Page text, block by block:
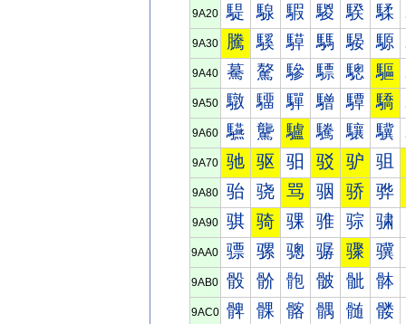
9A20 騠 騡 騢 騣 騤 騥
9A30 騰 騱 騲 騳 騴 騵
9A40 驀 驁 驂 驃 驄 驅
9A50 驐 驑 驒 驓 驔 驕
9A60 驠 驡 驢 驣 驤 驥
9A70 驰 驱 驲 驳 驴 驵
9A80 骀 骁 骂 骃 骄 骅
9A90 骐 骑 骒 骓 骔 骕
9AA0 骠 骡 骢 骣 骤 骥
9AB0 骰 骱 骲 骳 骴 骵
9AC0 髀 髁 髂 髃 髄 髅